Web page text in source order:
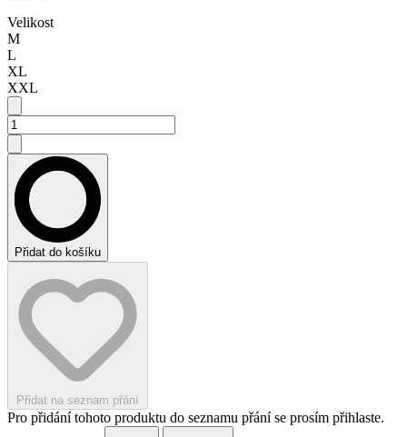
Velikost
M
L
XL
XXL
Přidat do košíku
Přidat na seznam přání
Pro přidání tohoto produktu do seznamu přání se prosím přihlaste.